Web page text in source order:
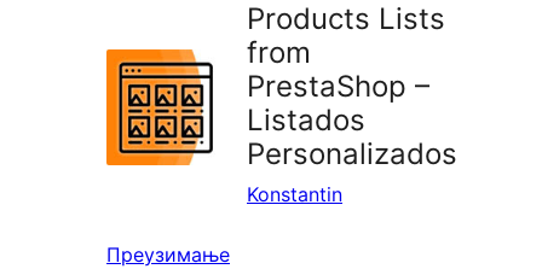
Products Lists
from
PrestaShop –
Listados
Personalizados
Konstantin
Преузимање